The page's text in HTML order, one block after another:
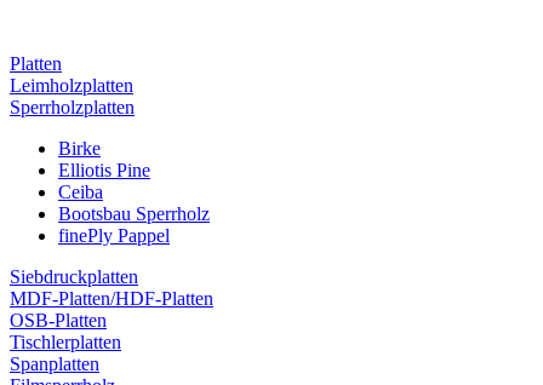
Platten
Leimholzplatten
Sperrholzplatten
Birke
Elliotis Pine
Ceiba
Bootsbau Sperrholz
finePly Pappel
Siebdruckplatten
MDF-Platten/HDF-Platten
OSB-Platten
Tischlerplatten
Spanplatten